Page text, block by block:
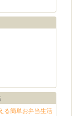
る簡単お弁当生活